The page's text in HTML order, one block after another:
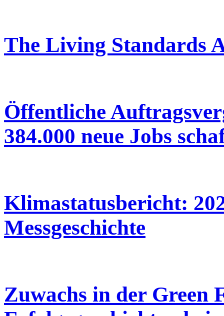
The Living Standards
Öffentliche
384.000 neue Jobs
Klimastatusbericht:
Messgeschichte
Zuwachs in der Green